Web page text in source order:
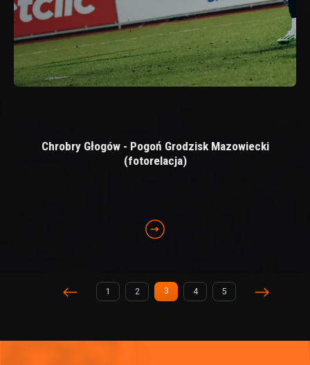
Chrobry Głogów - Pogoń Grodzisk Mazowiecki
(fotorelacja)
1 2
3
4 5